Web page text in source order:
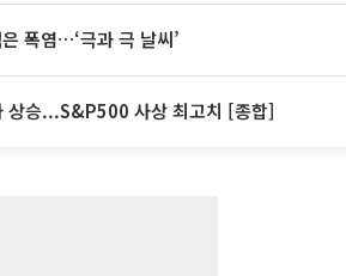
폭염…‘극과 극 날씨’
상승...S&P500 사상 최고치 [종합]